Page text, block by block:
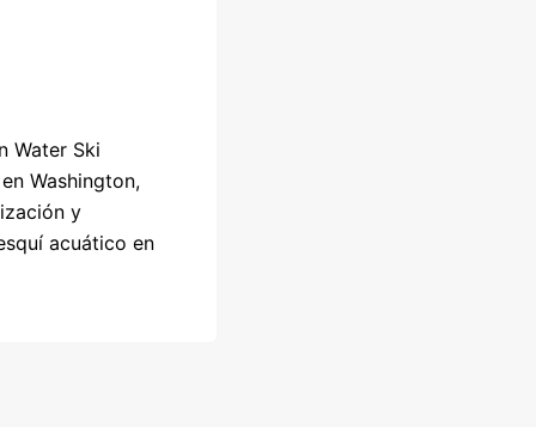
Water Ski
Washington,
y
acuático en